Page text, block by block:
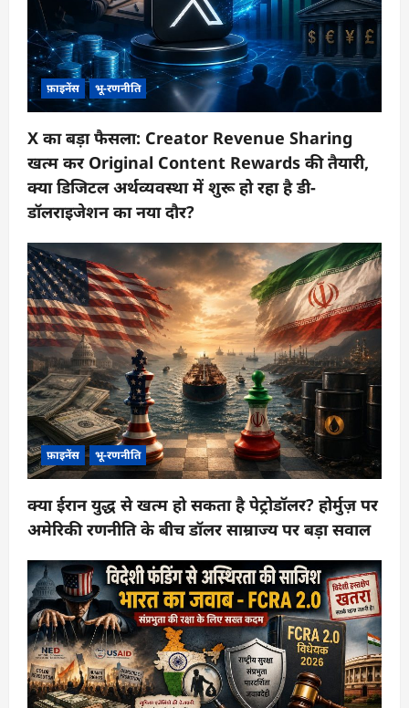
फ़ाइनेंस भू-रणनीति
X का बड़ा फैसला: Creator Revenue Sharing
खत्म कर Original Content Rewards की तैयारी,
क्या डिजिटल अर्थव्यवस्था में शुरू हो रहा है डी-
डॉलराइजेशन का नया दौर?
फ़ाइनेंस भू-रणनीति
क्या ईरान युद्ध से खत्म हो सकता है पेट्रोडॉलर? होर्मुज़ पर
अमेरिकी रणनीति के बीच डॉलर साम्राज्य पर बड़ा सवाल